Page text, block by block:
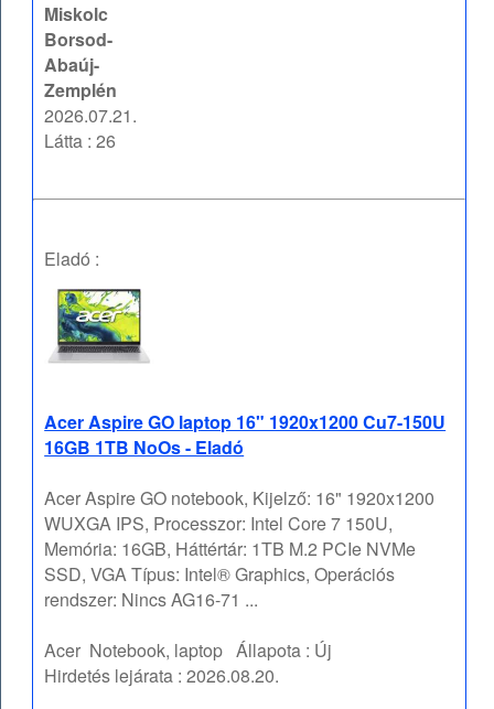
Miskolc
Borsod-
Abaúj-
Zemplén
2026.07.21.
Látta : 26
Eladó :
Acer Aspire GO laptop 16" 1920x1200 Cu7-150U
16GB 1TB NoOs - Eladó
Acer Aspire GO notebook, Kijelző: 16" 1920x1200
WUXGA IPS, Processzor: Intel Core 7 150U,
Memória: 16GB, Háttértár: 1TB M.2 PCIe NVMe
SSD, VGA Típus: Intel® Graphics, Operációs
rendszer: Nincs AG16-71 ...
Acer Notebook, laptop Állapota : Új
Hirdetés lejárata :2026.08.20.